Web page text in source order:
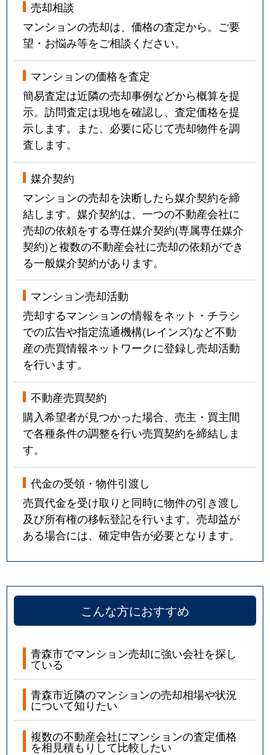
売却相談
マンションの売却は、価格の査定から。ご要
望・お悩み等をご相談ください。
マンションの価格を査定
簡易査定は近隣の売却事例などから概算を提
示。訪問査定は現地を確認し、査定価格を提
示します。また、必要に応じて売却物件を調
査します。
媒介契約
マンションの売却を決断したら媒介契約を締
結します。媒介契約は、一つの不動産会社に
売却の依頼をする専任媒介契約(専属専任媒介
契約)と複数の不動産会社に売却の依頼ができ
る一般媒介契約があります。
マンション売却活動
売却するマンションの情報をネット・チラシ
での広告や指定流通機構(レインズ)など不動
産の売買情報ネットワークに登録し売却活動
を行います。
不動産売買契約
購入希望者が見つかった場合、売主・買主間
で各種条件の調整を行い売買契約を締結しま
す。
代金の受領・物件引渡し
売買代金を受け取りと同時に物件の引き渡し
及び所有権の移転登記を行います。売却益が
ある場合には、確定申告が必要となります。
こんな方におすすめ
青森市でマンション売却に強い会社を探し
ている
青森市近隣のマンションの売却相場や状況
について知りたい
複数の不動産会社にマンションの査定価格
を相見積もりして比較したい